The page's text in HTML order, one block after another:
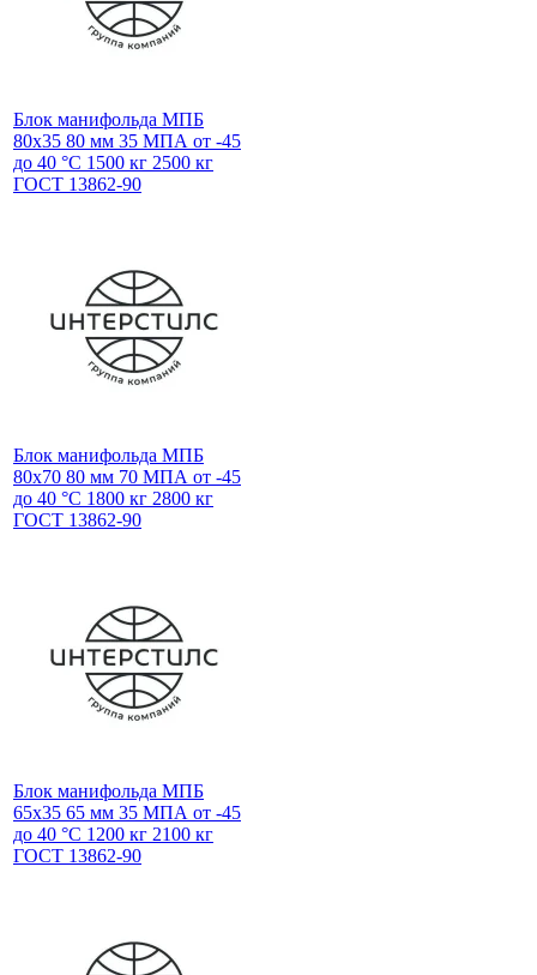
Блок манифольда МПБ
80х35 80 мм 35 МПА от -45
до 40 °С 1500 кг 2500 кг
ГОСТ 13862-90
Блок манифольда МПБ
80х70 80 мм 70 МПА от -45
до 40 °С 1800 кг 2800 кг
ГОСТ 13862-90
Блок манифольда МПБ
65х35 65 мм 35 МПА от -45
до 40 °С 1200 кг 2100 кг
ГОСТ 13862-90